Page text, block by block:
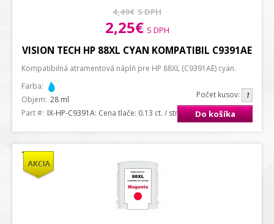
4,49€ S DPH
2,25€ S DPH
Počet kusov:
Do košíka
VISION TECH HP 88XL CYAN KOMPATIBIL C9391AE
Kompatibilná atramentová náplň pre HP 88XL (C9391AE) cyan.
Farba:
Objem: 28 ml
Part #: IX-HP-C9391A: Cena tlače: 0.13 ct. / strana A4